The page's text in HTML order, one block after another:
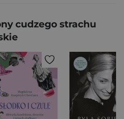
cudzego strachu